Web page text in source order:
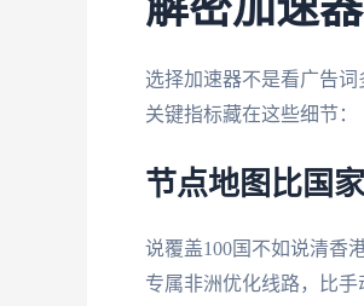
解密加速
选择加速器不是看广告
关键指标藏在这些细节：
节点地图比国
说覆盖100国不如说清香
专属非洲优化线路，比